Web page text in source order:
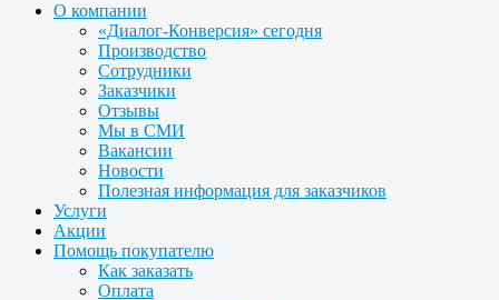
О компании
«Диалог-Конверсия» сегодня
Производство
Сотрудники
Заказчики
Отзывы
Мы в СМИ
Вакансии
Новости
Полезная информация для заказчиков
Услуги
Акции
Помощь покупателю
Как заказать
Оплата